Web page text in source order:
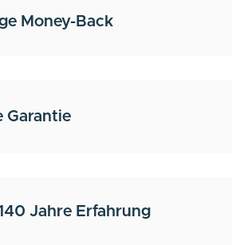
Money-Back
Garantie
Jahre Erfahrung